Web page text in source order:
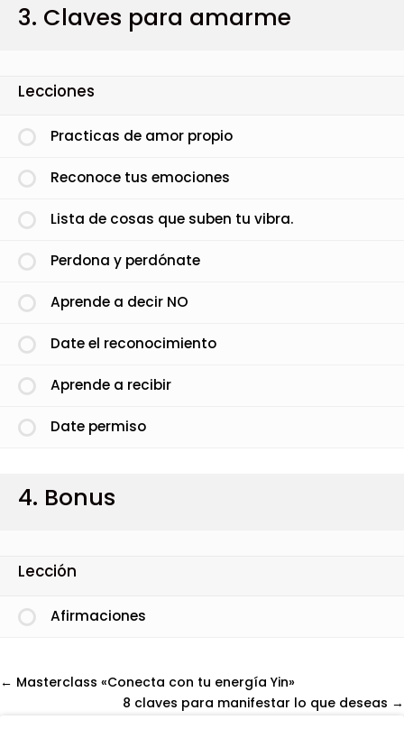
3. Claves para amarme
Lecciones
Practicas de amor propio
Reconoce tus emociones
Lista de cosas que suben tu vibra.
Perdona y perdónate
Aprende a decir NO
Date el reconocimiento
Aprende a recibir
Date permiso
4. Bonus
Lección
Afirmaciones
Masterclass «Conecta con tu energía Yin»
8 claves para manifestar lo que deseas